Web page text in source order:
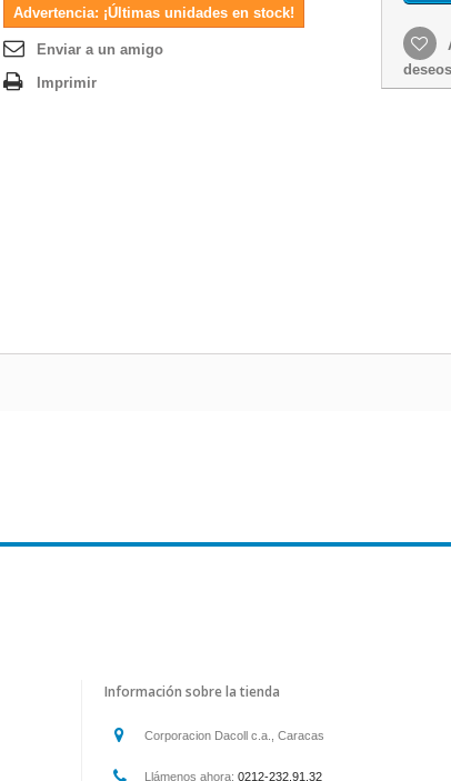
Advertencia: ¡Últimas unidades en stock!
Enviar a un amigo
Imprimir
deseos
Información sobre la tienda
Corporacion Dacoll c.a., Caracas
Llámenos ahora: 0212-232.91.32